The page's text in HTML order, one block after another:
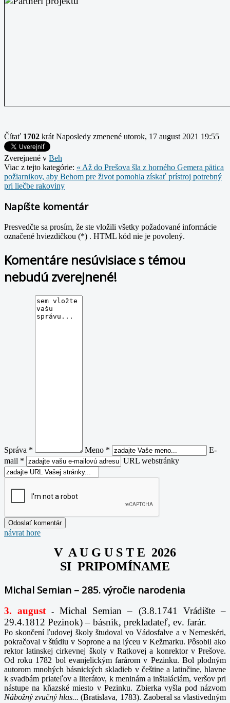
Čítať 1702 krát Naposledy zmenené utorok, 17 august 2021 19:55
Zverejnené v Beh
Viac z tejto kategórie: « Až do Prešova šla z horného Gemera pätica
požiarnikov, aby Behom pre život pomohla získať prístroj potrebný
pri liečbe rakoviny
Napíšte komentár
Presvedčte sa prosím, že ste vložili všetky požadované informácie
označené hviezdičkou (*) . HTML kód nie je povolený.
Komentáre nesúvisiace s témou
nebudú zverejnené!
Správa * Meno *
E-
mail *
URL webstránky
návrat hore
V A U G U S T E 2026
SI PRIPOMÍNAME
Michal Semian – 285. výročie narodenia
3. august -Michal Semian – (3.8.1741 Vrádište –
29.4.1812 Pezinok) – básnik, prekladateľ, ev. farár.
Po skončení ľudovej školy študoval vo Vádosfalve a v Nemeskéri,
pokračoval v štúdiu v Soprone a na lýceu v Kežmarku. Pôsobil ako
rektor latinskej cirkevnej školy v Ratkovej a konrektor v Prešove.
Od roku 1782 bol evanjelickým farárom v Pezinku. Bol plodným
autorom mnohých básnických skladieb v češtine a latinčine, hlavne
k svadbám priateľov a literátov, k meninám a inštaláciám, veršov pri
nástupe na kňazské miesto v Pezinku. Zbierka vyšla pod názvom
Nábožný zvučný hlas...(Bratislava, 1783). Zaoberal sa vlastivedným